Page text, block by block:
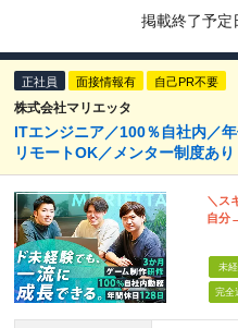
掲載終了予定
正社員 面接情報有 自己PR不要
株式会社マリエッタ
ITエンジニア／100％自社内／
リモートOK／メンター制度あり
＼ス
自分
未
完全